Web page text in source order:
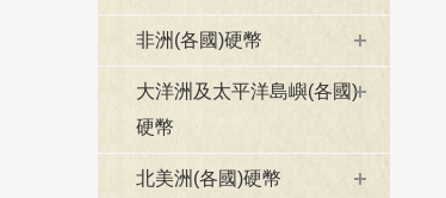
非洲(各國)硬幣
大洋洲及太平洋島嶼(各國)
硬幣
北美洲(各國)硬幣